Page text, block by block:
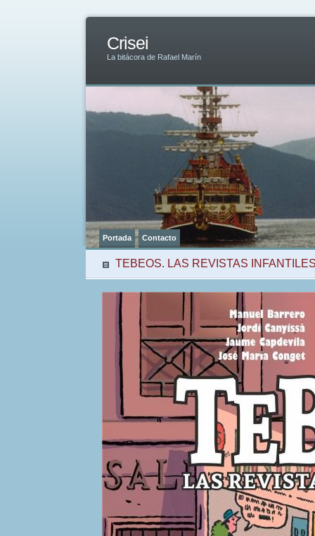
Crisei
La bitácora de Rafael Marín
Portada Contacto
TEBEOS. LAS REVISTAS